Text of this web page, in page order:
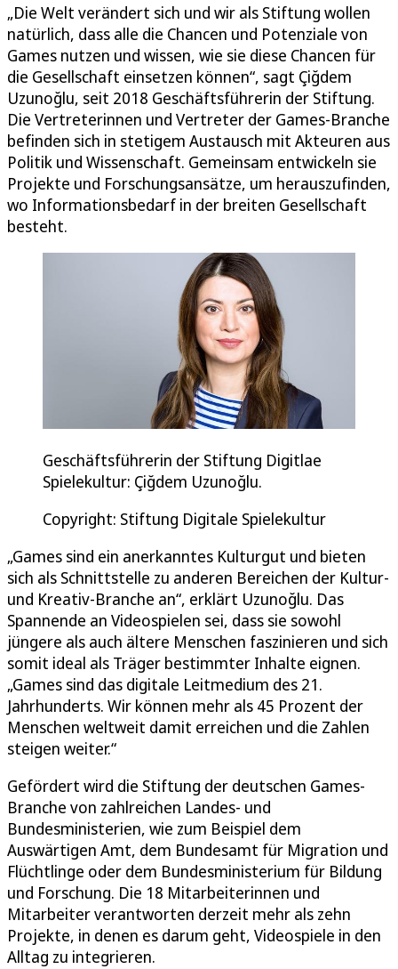
„Die Welt verändert sich und wir als Stiftung wollen
natürlich, dass alle die Chancen und Potenziale von
Games nutzen und wissen, wie sie diese Chancen für
die Gesellschaft einsetzen können“, sagt Çiğdem
Uzunoğlu, seit 2018 Geschäftsführerin der Stiftung.
Die Vertreterinnen und Vertreter der Games-Branche
befinden sich in stetigem Austausch mit Akteuren aus
Politik und Wissenschaft. Gemeinsam entwickeln sie
Projekte und Forschungsansätze, um herauszufinden,
wo Informationsbedarf in der breiten Gesellschaft
besteht.
Geschäftsführerin der Stiftung Digitlae
Spielekultur: Çiğdem Uzunoğlu.
Copyright: Stiftung Digitale Spielekultur
„Games sind ein anerkanntes Kulturgut und bieten
sich als Schnittstelle zu anderen Bereichen der Kultur-
und Kreativ-Branche an“, erklärt Uzunoğlu. Das
Spannende an Videospielen sei, dass sie sowohl
jüngere als auch ältere Menschen faszinieren und sich
somit ideal als Träger bestimmter Inhalte eignen.
„Games sind das digitale Leitmedium des 21.
Jahrhunderts. Wir können mehr als 45 Prozent der
Menschen weltweit damit erreichen und die Zahlen
steigen weiter.“
Gefördert wird die Stiftung der deutschen Games-
Branche von zahlreichen Landes- und
Bundesministerien, wie zum Beispiel dem
Auswärtigen Amt, dem Bundesamt für Migration und
Flüchtlinge oder dem Bundesministerium für Bildung
und Forschung. Die 18 Mitarbeiterinnen und
Mitarbeiter verantworten derzeit mehr als zehn
Projekte, in denen es darum geht, Videospiele in den
Alltag zu integrieren.